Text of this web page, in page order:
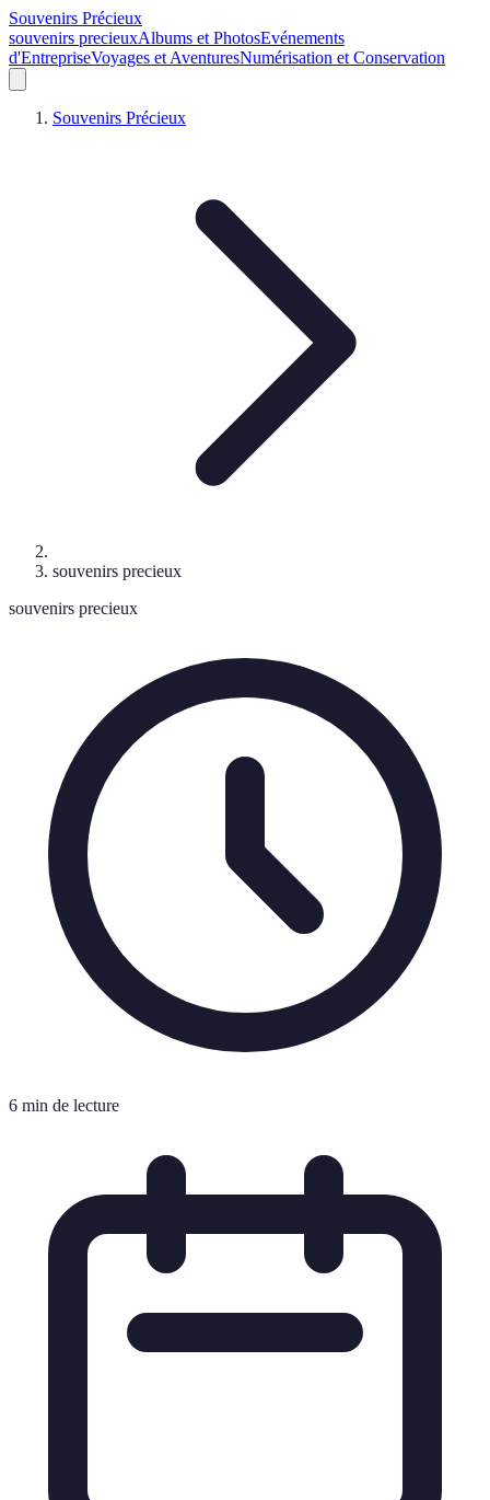
Souvenirs Précieux
souvenirs precieuxAlbums et PhotosEvénements
d'EntrepriseVoyages et AventuresNumérisation et Conservation
Souvenirs Précieux
souvenirs precieux
souvenirs precieux
6 min de lecture